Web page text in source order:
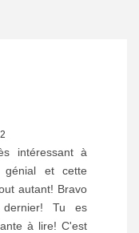
intéressant à
et cette
autant! Bravo
Tu es
à lire! C'est